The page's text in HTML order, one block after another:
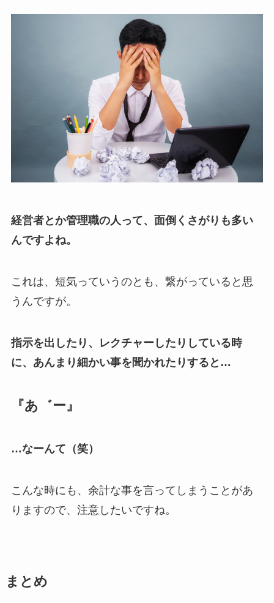
経営者とか管理職の人って、面倒くさがりも多い
んですよね。
これは、短気っていうのとも、繋がっていると思
うんですが。
指示を出したり、レクチャーしたりしている時
に、あんまり細かい事を聞かれたりすると…
『あ゛ー』
…なーんて（笑）
こんな時にも、余計な事を言ってしまうことがあ
りますので、注意したいですね。
まとめ